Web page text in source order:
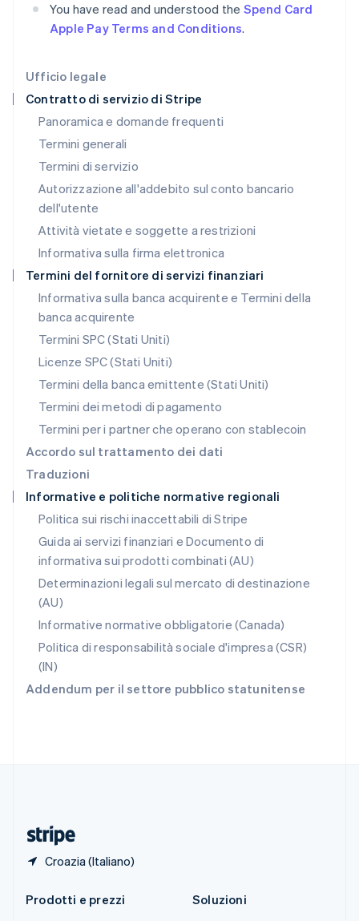
Ufficio legale
Contratto di servizio di Stripe
Panoramica e domande frequenti
Termini generali
Termini di servizio
Autorizzazione all'addebito sul conto bancario
dell'utente
Attività vietate e soggette a restrizioni
Informativa sulla firma elettronica
Termini del fornitore di servizi finanziari
Informativa sulla banca acquirente e Termini della
banca acquirente
Termini SPC (Stati Uniti)
Licenze SPC (Stati Uniti)
Termini della banca emittente (Stati Uniti)
Termini dei metodi di pagamento
Termini per i partner che operano con stablecoin
Accordo sul trattamento dei dati
Traduzioni
Informative e politiche normative regionali
Politica sui rischi inaccettabili di Stripe
Guida ai servizi finanziari e Documento di
informativa sui prodotti combinati (AU)
Determinazioni legali sul mercato di destinazione
(AU)
Informative normative obbligatorie (Canada)
Politica di responsabilità sociale d'impresa (CSR)
(IN)
Addendum per il settore pubblico statunitense
You have read and understood the Spend Card
Apple Pay Terms and Conditions.
Croazia (Italiano)
ItalianoEnglish
Lettonia
Deutsch English
Lituania
English
Lussemburgo
FrançaisDeutschEnglish
Malaysia
English 简体中文
Malta
English
Messico
Español English
Norvegia
English
English
Paesi Bassi
NederlandsEnglish
English
Portogallo
RAS di Hong Kong, Cina
English 简体中文
Regno Unito
Repubblica Ceca
English
Romania
Singapore
English简体中文
Slovacchia
English
EnglishItaliano
Spagna
Español
EnglishEspañol 简体中文
Prodotti e prezzi
Soluzioni